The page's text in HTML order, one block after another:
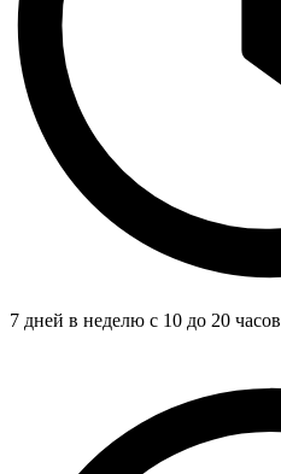
7 дней в неделю с 10 до 20 часов